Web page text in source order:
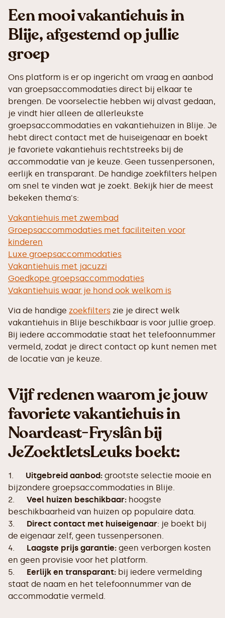
Een mooi vakantiehuis in
Blije, afgestemd op jullie
groep
Ons platform is er op ingericht om vraag en aanbod
van groepsaccommodaties direct bij elkaar te
brengen. De voorselectie hebben wij alvast gedaan,
je vindt hier alleen de allerleukste
groepsaccommodaties en vakantiehuizen in Blije. Je
hebt direct contact met de huiseigenaar en boekt
je favoriete vakantiehuis rechtstreeks bij de
accommodatie van je keuze. Geen tussenpersonen,
eerlijk en transparant. De handige zoekfilters helpen
om snel te vinden wat je zoekt. Bekijk hier de meest
bekeken thema's:
Vakantiehuis met zwembad
Groepsaccommodaties met faciliteiten voor
kinderen
Luxe groepsaccommodaties
Vakantiehuis met jacuzzi
Goedkope groepsaccommodaties
Vakantiehuis waar je hond ook welkom is
Via de handige zoekfilters zie je direct welk
vakantiehuis in Blije beschikbaar is voor jullie groep.
Bij iedere accommodatie staat het telefoonnummer
vermeld, zodat je direct contact op kunt nemen met
de locatie van je keuze.
Vijf redenen waarom je jouw
favoriete vakantiehuis in
Noardeast-Fryslân bij
JeZoektIetsLeuks boekt:
1. Uitgebreid aanbod: grootste selectie mooie en
bijzondere groepsaccommodaties in Blije.
2. Veel huizen beschikbaar: hoogste
beschikbaarheid van huizen op populaire data.
3. Direct contact met huiseigenaar: je boekt bij
de eigenaar zelf, geen tussenpersonen.
4. Laagste prijs garantie: geen verborgen kosten
en geen provisie voor het platform.
5. Eerlijk en transparant: bij iedere vermelding
staat de naam en het telefoonnummer van de
accommodatie vermeld.